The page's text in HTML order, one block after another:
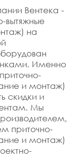
Вентека -
вытяжные
на
Именно
и монтаж)
скидки и
Мы
приточно-
и монтаж)